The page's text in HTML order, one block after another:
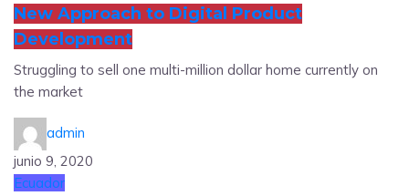
New Approach to Digital Product
Development
Struggling to sell one multi-million dollar home currently on
the market
admin
junio 9, 2020
Ecuador